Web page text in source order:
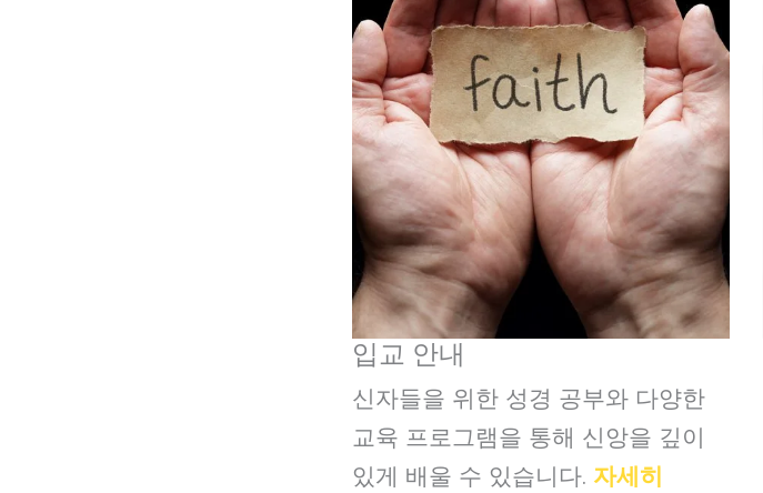
입교 안내
신자들을 위한 성경 공부와 다양한
교육 프로그램을 통해 신앙을 깊이
있게 배울 수 있습니다. 자세히